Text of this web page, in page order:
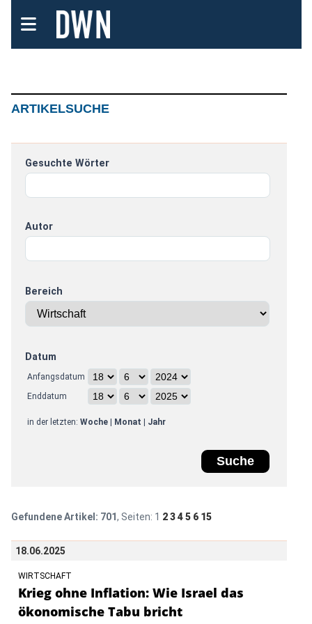
ARTIKELSUCHE
Gesuchte Wörter
Autor
Bereich
Datum
Anfangsdatum
Enddatum
in der letzten: Woche| Monat Jahr
Gefundene Artikel: 701, Seiten: 1 2 3 4 5 6 15
18.06.2025
WIRTSCHAFT
Krieg ohne Inflation: Wie Israel das
ökonomische Tabu bricht